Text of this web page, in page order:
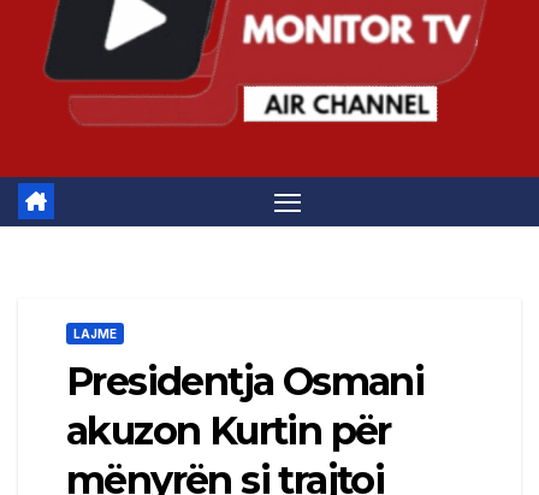
LAJME
Presidentja Osmani
akuzon Kurtin për
mënyrën si trajtoi